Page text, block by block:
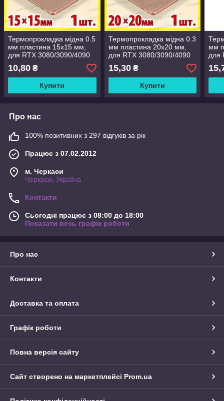
Термопрокладка мідна 0.5
мм пластина 15x15 мм,
для RTX 3080/3090/4090
та ігрових ноутбуків
10,80 ₴
Купити
Термопрокладка мідна 0.3
мм пластина 20x20 мм,
для RTX 3080/3090/4090
та ігрових ноутбуків
15,30₴
Купити
мм
для
та
Про нас
100% позитивних з 297 відгуків за рік
Працює з 07.02.2012
м. Черкаси
Черкаси, Україна
Контакти
Сьогодні працює з 08:00 до 18:00
Показати весь графік роботи
Про нас
Контакти
Доставка та оплата
Графік роботи
Повна версія сайту
Сайт створено на маркетплейсі Prom.ua